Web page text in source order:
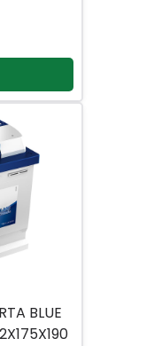
BLUE